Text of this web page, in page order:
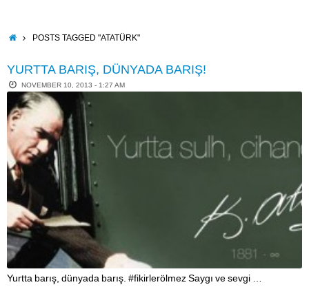
contentHOMEPOSTS TAGGED "ATATÜRK"
YURTTA BARIŞ, DÜNYADA BARIŞ!
NOVEMBER 10, 2013 - 1:27 AM
Yurtta barış, dünyada barış. #fikirlerölmez Saygı ve sevgi …